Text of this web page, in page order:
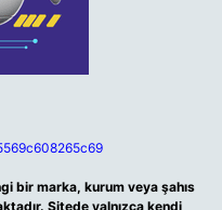
bir marka, kurum veya şahıs
Sitede yalnızca kendi